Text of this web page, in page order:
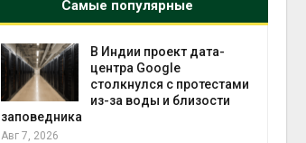
Самые популярные
В Индии проект дата-
центра Google
столкнулся с протестами
из-за воды и близости
заповедника
Авг 7, 2026